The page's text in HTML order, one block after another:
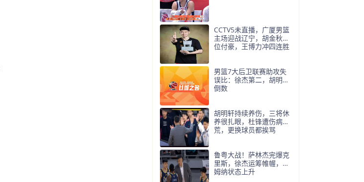
CCTV5未直播，广厦男篮
主场迎战辽宁，胡金秋对
位付豪，王博力冲四连胜
男篮7大后卫联赛助攻失
误比：徐杰第二，胡明轩
倒数
胡明轩持续养伤，三将休
养很扎眼，杜锋遭伤病
荒，更换球员都挨骂
鲁粤大战！萨林杰完爆克
里斯，徐杰运筹帷幄，萨
姆纳状态上升